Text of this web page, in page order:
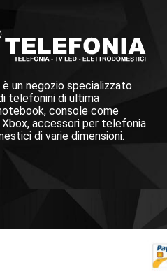
è un negozio specializzato
telefonini di ultima
console come
accessori per telefonia
di varie dimensioni.